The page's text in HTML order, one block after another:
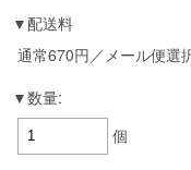
配送料
通常670円／メール便選
数量:
個